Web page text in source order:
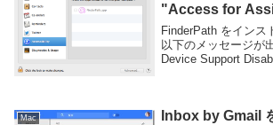
"Access for
Devices"...' と言
法
FinderPath をインス
以下のメッセージが
Device Support
Mac
Inbox by Gmail